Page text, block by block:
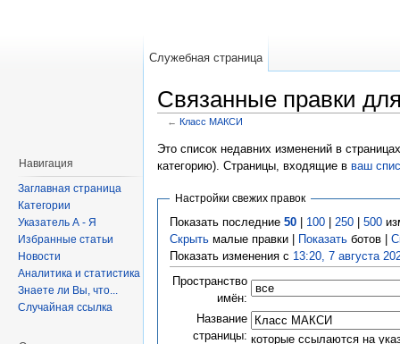
Связанные правки
← Класс МАКСИ
Это список недавних изменений в
категорию). Страницы, входящие в ваш
Настройки свежих правок
Показать последние 50| 100| 250| 500
Скрытьмалые правки | Показатьботов |
Показать изменения с 13:20, 7 августа
Пространство
имён:
Название
страницы: которые ссылаются на
Служебная страница
Навигация
Заглавная страница
Категории
Указатель А - Я
Избранные статьи
Новости
Аналитика и статистика
Знаете ли Вы, что...
Случайная ссылка